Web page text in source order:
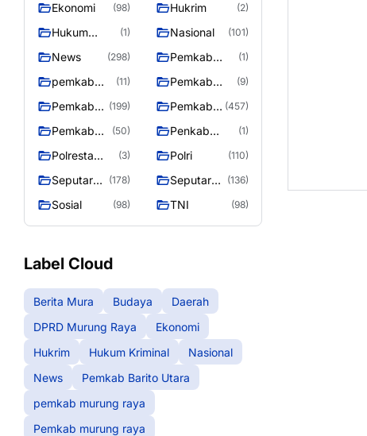
Raya
Ekonomi (98) Hukrim (2)
Hukum
(1) Nasional (101)
News (298)
Pemkab
(1)
pemkab
raya
(11)
Pemkab
murung raya
(9)
Pemkab
raya
(199)
Pemkab
Raya
(457)
Pemkab
Raya 4
(50)
Penkab
Murung raya
(1)
Polresta
Raya
(3) Polri (110)
Seputar
Murung
Raya
(178)
Seputar
Seasen 2
(136)
Sosial (98) TNI (98)
Label Cloud
Berita Mura Budaya
Daerah
DPRD Murung Raya
Ekonomi
Hukrim
Hukum Kriminal
Nasional
News
Pemkab Barito Utara
pemkab murung raya
Pemkab murung raya